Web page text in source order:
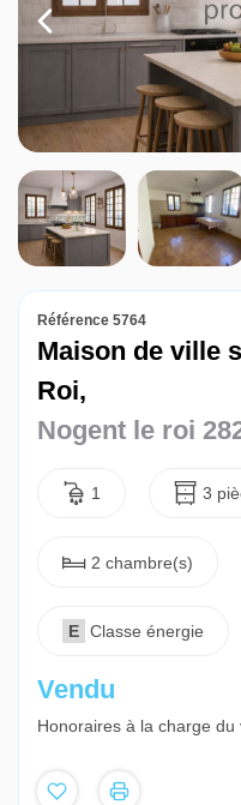
Contact
Référence 5764
Maison de ville
Roi,
Nogent le roi
1 3
2 chambre(s)
E Classe énergie
Vendu
Honoraires à la charge du